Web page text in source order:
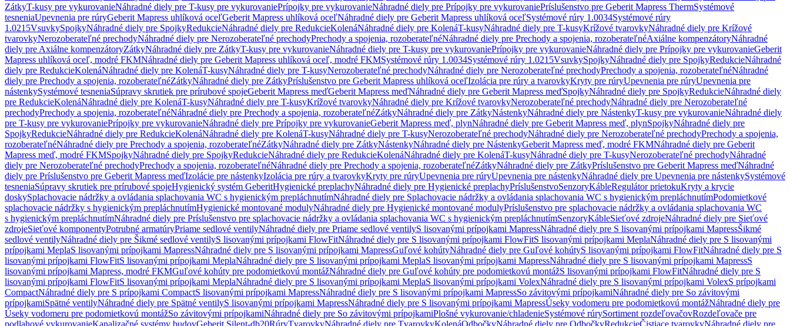
ZátkyT-kusy pre vykurovanieNáhradné diely pre T-kusy pre vykurovaniePrípojky pre vykurovanieNáhradné diely pre Prípojky pre vykurovaniePríslušenstvo pre Geberit Mapress ThermSystémové
tesneniaUpevnenia pre rúryGeberit Mapress uhlíková oceľGeberit Mapress uhlíková oceľNáhradné diely pre Geberit Mapress uhlíková oceľSystémové rúry 1.0034Systémové rúry
1.0215VsuvkySpojkyNáhradné diely pre SpojkyRedukcieNáhradné diely pre RedukcieKolenáNáhradné diely pre KolenáT-kusyNáhradné diely pre T-kusyKrížové tvarovkyNáhradné diely pre Krížové
tvarovkyNerozoberateľné prechodyNáhradné diely pre Nerozoberateľné prechodyPrechody a spojenia, rozoberateľnéNáhradné diely pre Prechody a spojenia, rozoberateľnéAxiálne kompenzátoryNáhradné
diely pre Axiálne kompenzátoryZátkyNáhradné diely pre ZátkyT-kusy pre vykurovanieNáhradné diely pre T-kusy pre vykurovaniePrípojky pre vykurovanieNáhradné diely pre Prípojky pre vykurovanieGeberit
Mapress uhlíková oceľ, modré FKMNáhradné diely pre Geberit Mapress uhlíková oceľ, modré FKMSystémové rúry 1.0034Systémové rúry 1.0215VsuvkySpojkyNáhradné diely pre SpojkyRedukcieNáhradné
diely pre RedukcieKolenáNáhradné diely pre KolenáT-kusyNáhradné diely pre T-kusyNerozoberateľné prechodyNáhradné diely pre Nerozoberateľné prechodyPrechody a spojenia, rozoberateľnéNáhradné
diely pre Prechody a spojenia, rozoberateľnéZátkyNáhradné diely pre ZátkyPríslušenstvo pre Geberit Mapress uhlíková oceľIzolácia pre rúry a tvarovkyKryty pre rúryUpevnenia pre rúryUpevnenia pre
nástenkySystémové tesneniaSúpravy skrutiek pre prírubové spojeGeberit Mapress meďGeberit Mapress meďNáhradné diely pre Geberit Mapress meďSpojkyNáhradné diely pre SpojkyRedukcieNáhradné diely
pre RedukcieKolenáNáhradné diely pre KolenáT-kusyNáhradné diely pre T-kusyKrížové tvarovkyNáhradné diely pre Krížové tvarovkyNerozoberateľné prechodyNáhradné diely pre Nerozoberateľné
prechodyPrechody a spojenia, rozoberateľnéNáhradné diely pre Prechody a spojenia, rozoberateľnéZátkyNáhradné diely pre ZátkyNástenkyNáhradné diely pre NástenkyT-kusy pre vykurovanieNáhradné diely
pre T-kusy pre vykurovaniePrípojky pre vykurovanieNáhradné diely pre Prípojky pre vykurovanieGeberit Mapress meď, plynNáhradné diely pre Geberit Mapress meď, plynSpojkyNáhradné diely pre
SpojkyRedukcieNáhradné diely pre RedukcieKolenáNáhradné diely pre KolenáT-kusyNáhradné diely pre T-kusyNerozoberateľné prechodyNáhradné diely pre Nerozoberateľné prechodyPrechody a spojenia,
rozoberateľnéNáhradné diely pre Prechody a spojenia, rozoberateľnéZátkyNáhradné diely pre ZátkyNástenkyNáhradné diely pre NástenkyGeberit Mapress meď, modré FKMNáhradné diely pre Geberit
Mapress meď, modré FKMSpojkyNáhradné diely pre SpojkyRedukcieNáhradné diely pre RedukcieKolenáNáhradné diely pre KolenáT-kusyNáhradné diely pre T-kusyNerozoberateľné prechodyNáhradné
diely pre Nerozoberateľné prechodyPrechody a spojenia, rozoberateľnéNáhradné diely pre Prechody a spojenia, rozoberateľnéZátkyNáhradné diely pre ZátkyPríslušenstvo pre Geberit Mapress meďNáhradné
diely pre Príslušenstvo pre Geberit Mapress meďIzolácie pre nástenkyIzolácia pre rúry a tvarovkyKryty pre rúryUpevnenia pre rúryUpevnenia pre nástenkyNáhradné diely pre Upevnenia pre nástenkySystémové
tesneniaSúpravy skrutiek pre prírubové spojeHygienický systém GeberitHygienické preplachyNáhradné diely pre Hygienické preplachyPríslušenstvoSenzoryKábleRegulátor prietokuKryty a krycie
doskySplachovacie nádržky a ovládania splachovania WC s hygienickým prepláchnutímNáhradné diely pre Splachovacie nádržky a ovládania splachovania WC s hygienickým prepláchnutímPodomietkové
splachovacie nádržky s hygienickým prepláchnutímHygienické montované modulyNáhradné diely pre Hygienické montované modulyPríslušenstvo pre splachovacie nádržky a ovládania splachovania WC
s hygienickým prepláchnutímNáhradné diely pre Príslušenstvo pre splachovacie nádržky a ovládania splachovania WC s hygienickým prepláchnutímSenzoryKábleSieťové zdrojeNáhradné diely pre Sieťové
zdrojeSieťové komponentyPotrubné armatúryPriame sedlové ventilyNáhradné diely pre Priame sedlové ventilyS lisovanými prípojkami MapressNáhradné diely pre S lisovanými prípojkami MapressŠikmé
sedlové ventilyNáhradné diely pre Šikmé sedlové ventilyS lisovanými prípojkami FlowFitNáhradné diely pre S lisovanými prípojkami FlowFitS lisovanými prípojkami MeplaNáhradné diely pre S lisovanými
prípojkami MeplaS lisovanými prípojkami MapressNáhradné diely pre S lisovanými prípojkami MapressGuľové kohútyNáhradné diely pre Guľové kohútyS lisovanými prípojkami FlowFitNáhradné diely pre S
lisovanými prípojkami FlowFitS lisovanými prípojkami MeplaNáhradné diely pre S lisovanými prípojkami MeplaS lisovanými prípojkami MapressNáhradné diely pre S lisovanými prípojkami MapressS
lisovanými prípojkami Mapress, modré FKMGuľové kohúty pre podomietkovú montážNáhradné diely pre Guľové kohúty pre podomietkovú montážS lisovanými prípojkami FlowFitNáhradné diely pre S
lisovanými prípojkami FlowFitS lisovanými prípojkami MeplaNáhradné diely pre S lisovanými prípojkami MeplaS lisovanými prípojkami VolexNáhradné diely pre S lisovanými prípojkami VolexS prípojkami
CompactNáhradné diely pre S prípojkami CompactS lisovanými prípojkami MapressNáhradné diely pre S lisovanými prípojkami MapressSo závitovými prípojkamiNáhradné diely pre So závitovými
prípojkamiSpätné ventilyNáhradné diely pre Spätné ventilyS lisovanými prípojkami MapressNáhradné diely pre S lisovanými prípojkami MapressÚseky vodomeru pre podomietkovú montážNáhradné diely pre
Úseky vodomeru pre podomietkovú montážSo závitovými prípojkamiNáhradné diely pre So závitovými prípojkamiPlošné vykurovanie/chladenieSystémové rúrySortiment rozdeľovačovRozdeľovače pre
podlahové vykurovanieKanalizačné systémy budovGeberit Silent-db20RúryTvarovkyNáhradné diely pre TvarovkyKolenáOdbočkyNáhradné diely pre OdbočkyRedukcieČistiace tvarovkyNáhradné diely pre